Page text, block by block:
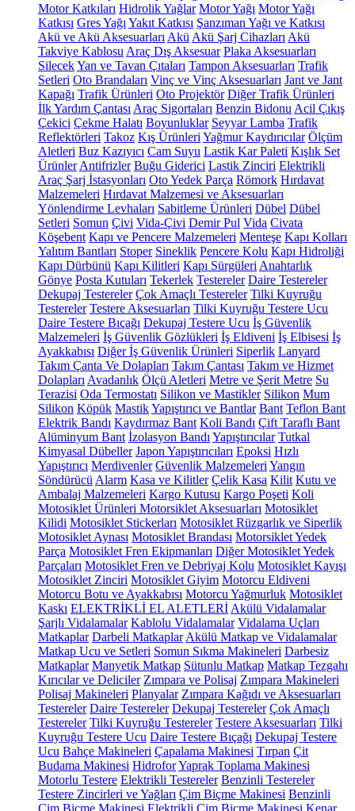
Motor Katkıları Hidrolik Yağlar Motor Yağı Motor Yağı
Katkısı Gres Yağı Yakıt Katkısı Şanzıman Yağı ve Katkısı
Akü ve Akü Aksesuarları Akü Akü Şarj Cihazları Akü
Takviye Kablosu Araç Dış Aksesuar Plaka Aksesuarları
SilecekYan ve Tavan Çıtaları Tampon Aksesuarları Trafik
Setleri Oto Brandaları Vinç ve Vinç Aksesuarları Jant ve Jant
Kapağı Trafik Ürünleri Oto Projektör Diğer Trafik Ürünleri
İlk Yardım Çantası Araç Sigortaları Benzin Bidonu Acil Çıkış
Çekici Çekme Halatı Boyunluklar Seyyar Lamba Trafik
Reflektörleri Takoz Kış Ürünleri Yağmur Kaydırıcılar Ölçüm
Aletleri Buz Kazıyıcı Cam Suyu Lastik Kar Paleti Kışlık Set
Ürünler Antifrizler Buğu Giderici Lastik Zinciri Elektrikli
Araç Şarj İstasyonları Oto Yedek Parça Römork Hırdavat
Malzemeleri Hırdavat Malzemesi ve Aksesuarları
Yönlendirme Levhaları Sabitleme Ürünleri Dübel Dübel
Setleri Somun Çivi Vida-Çivi Demir Pul Vida Civata
Köşebent Kapı ve Pencere Malzemeleri Menteşe Kapı Kolları
Yalıtım Bantları Stoper Sineklik Pencere Kolu Kapı Hidroliği
Kapı Dürbünü Kapı Kilitleri Kapı Sürgüleri Anahtarlık
Gönye Posta Kutuları Tekerlek Testereler Daire Testereler
Dekupaj Testereler Çok Amaçlı Testereler Tilki Kuyruğu
Testereler Testere Aksesuarları Tilki Kuyruğu Testere Ucu
Daire Testere Bıçağı Dekupaj Testere Ucu İş Güvenlik
Malzemeleri İş Güvenlik Gözlükleri İş Eldiveni İş Elbisesi İş
Ayakkabısı Diğer İş Güvenlik Ürünleri Siperlik Lanyard
Takım Çanta Ve Dolapları Takım Çantası Takım ve Hizmet
Dolapları Avadanlık Ölçü Aletleri Metre ve Şerit Metre Su
Terazisi Oda Termostatı Silikon ve Mastikler Silikon Mum
Silikon Köpük MastikYapıştırıcı ve Bantlar Bant Teflon Bant
Elektrik Bandı Kaydırmaz Bant Koli Bandı Çift Taraflı Bant
Alüminyum Bant İzolasyon Bandı Yapıştırıcılar Tutkal
Kimyasal Dübeller Japon Yapıştırıcıları Epoksi Hızlı
Yapıştırıcı Merdivenler Güvenlik Malzemeleri Yangın
Söndürücü Alarm Kasa ve Kilitler Çelik Kasa Kilit Kutu ve
Ambalaj Malzemeleri Kargo Kutusu Kargo Poşeti Koli
Motosiklet Ürünleri Motorsiklet Aksesuarları Motosiklet
Kilidi Motosiklet Stickerları Motosiklet Rüzgarlık ve Siperlik
Motosiklet Aynası Motosiklet Brandası Motorsiklet Yedek
Parça Motosiklet Fren Ekipmanları Diğer Motosiklet Yedek
Parçaları Motosiklet Fren ve Debriyaj Kolu Motosiklet Kayışı
Motosiklet Zinciri Motosiklet Giyim Motorcu Eldiveni
Motorcu Botu ve Ayakkabısı Motorcu Yağmurluk Motosiklet
Kaskı ELEKTRİKLİ EL ALETLERİ Akülü Vidalamalar
Şarjlı Vidalamalar Kablolu Vidalamalar Vidalama Uçları
Matkaplar Darbeli Matkaplar Akülü Matkap ve Vidalamalar
Matkap Ucu ve Setleri Somun Sıkma Makineleri Darbesiz
Matkaplar Manyetik Matkap Sütunlu Matkap Matkap Tezgahı
Kırıcılar ve Deliciler Zımpara ve Polisaj Zımpara Makineleri
Polisaj Makineleri Planyalar Zımpara Kağıdı ve Aksesuarları
Testereler Daire Testereler Dekupaj Testereler Çok Amaçlı
Testereler Tilki Kuyruğu Testereler Testere Aksesuarları Tilki
Kuyruğu Testere Ucu Daire Testere Bıçağı Dekupaj Testere
Ucu Bahçe Makineleri Çapalama Makinesi Tırpan Çit
Budama Makinesi HidroforYaprak Toplama Makinesi
Motorlu Testere Elektrikli Testereler Benzinli Testereler
Testere Zincirleri ve Yağları Çim Biçme Makinesi Benzinli
Çim Biçme Makinesi Elektrikli Çim Biçme Makinesi Kenar